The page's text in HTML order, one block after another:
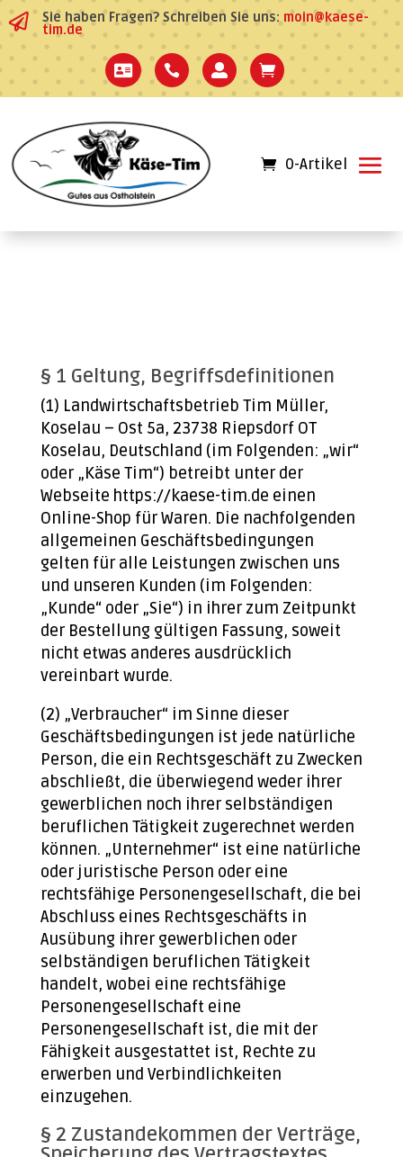
 Sie haben Fragen? Schreiben Sie uns: moin@kaese-
tim.de
   
0-Artikel
§ 1 Geltung, Begriffsdefinitionen
(1) Landwirtschaftsbetrieb Tim Müller,
Koselau – Ost 5a, 23738 Riepsdorf OT
Koselau, Deutschland (im Folgenden: „wir“
oder „Käse Tim“) betreibt unter der
Webseite https://kaese-tim.de einen
Online-Shop für Waren. Die nachfolgenden
allgemeinen Geschäftsbedingungen
gelten für alle Leistungen zwischen uns
und unseren Kunden (im Folgenden:
„Kunde“ oder „Sie“) in ihrer zum Zeitpunkt
der Bestellung gültigen Fassung, soweit
nicht etwas anderes ausdrücklich
vereinbart wurde.
(2) „Verbraucher“ im Sinne dieser
Geschäftsbedingungen ist jede natürliche
Person, die ein Rechtsgeschäft zu Zwecken
abschließt, die überwiegend weder ihrer
gewerblichen noch ihrer selbständigen
beruflichen Tätigkeit zugerechnet werden
können. „Unternehmer“ ist eine natürliche
oder juristische Person oder eine
rechtsfähige Personengesellschaft, die bei
Abschluss eines Rechtsgeschäfts in
Ausübung ihrer gewerblichen oder
selbständigen beruflichen Tätigkeit
handelt, wobei eine rechtsfähige
Personengesellschaft eine
Personengesellschaft ist, die mit der
Fähigkeit ausgestattet ist, Rechte zu
erwerben und Verbindlichkeiten
einzugehen.
§ 2 Zustandekommen der Verträge,